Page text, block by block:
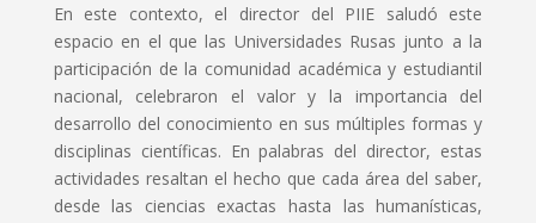
En este contexto, el director del PIIE saludó este
espacio en el que las Universidades Rusas junto a la
participación de la comunidad académica y estudiantil
nacional, celebraron el valor y la importancia del
desarrollo del conocimiento en sus múltiples formas y
disciplinas científicas. En palabras del director, estas
actividades resaltan el hecho que cada área del saber,
desde las ciencias exactas hasta las humanísticas,